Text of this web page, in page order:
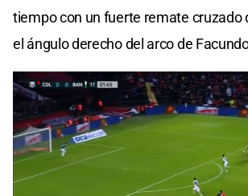
tiempo con un fuerte remate cruzado
el ángulo derecho del arco de